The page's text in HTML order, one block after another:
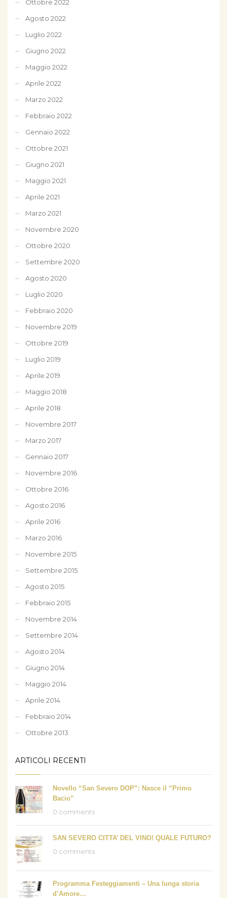
Ottobre 2022
Agosto 2022
Luglio 2022
Giugno 2022
Maggio 2022
Aprile 2022
Marzo 2022
Febbraio 2022
Gennaio 2022
Ottobre 2021
Giugno 2021
Maggio 2021
Aprile 2021
Marzo 2021
Novembre 2020
Ottobre 2020
Settembre 2020
Agosto 2020
Luglio 2020
Febbraio 2020
Novembre 2019
Ottobre 2019
Luglio 2019
Aprile 2019
Maggio 2018
Aprile 2018
Novembre 2017
Marzo 2017
Gennaio 2017
Novembre 2016
Ottobre 2016
Agosto 2016
Aprile 2016
Marzo 2016
Novembre 2015
Settembre 2015
Agosto 2015
Febbraio 2015
Novembre 2014
Settembre 2014
Agosto 2014
Giugno 2014
Maggio 2014
Aprile 2014
Febbraio 2014
Ottobre 2013
ARTICOLI RECENTI
Novello “San Severo DOP”: Nasce il “Primo
Bacio”
0 comments
SAN SEVERO CITTA’ DEL VINO! QUALE FUTURO?
0 comments
Programma Festeggiamenti – Una lunga storia
d’Amore…